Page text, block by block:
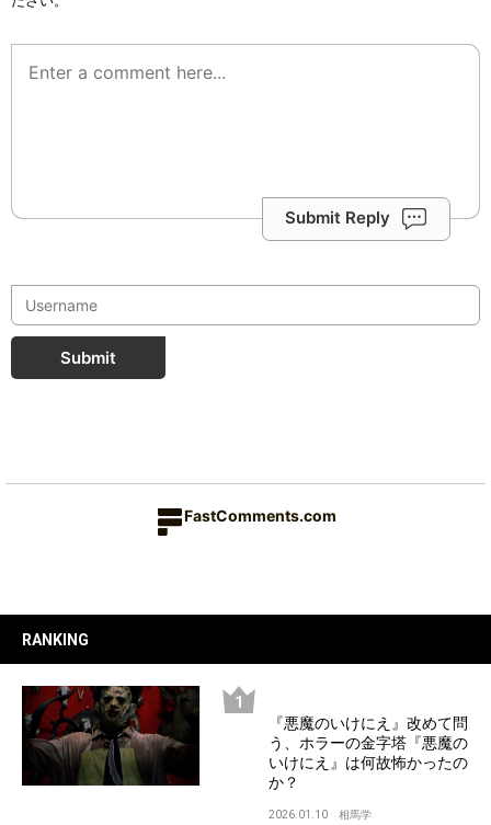
Submit Reply
Submit
FastComments.com
RANKING
『悪魔のいけにえ』改めて問
う、ホラーの金字塔『悪魔の
いけにえ』は何故怖かったの
か？
2026.01.10 相馬学